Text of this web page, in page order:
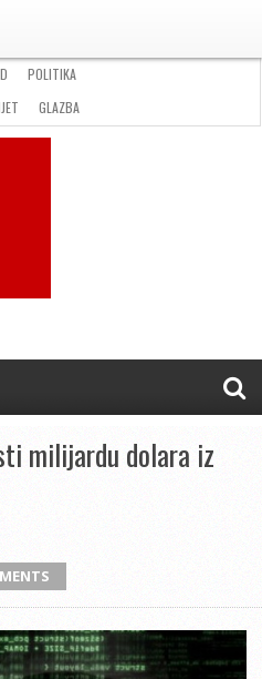
POLITIKA
GLAZBA
KONTAKT
milijardu dolara iz